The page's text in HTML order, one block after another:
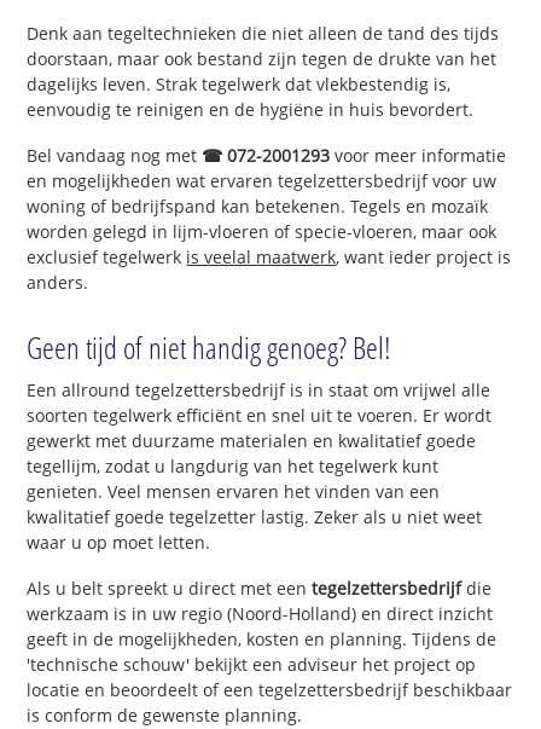
Denk aan tegeltechnieken die niet alleen de tand des tijds
doorstaan, maar ook bestand zijn tegen de drukte van het
dagelijks leven. Strak tegelwerk dat vlekbestendig is,
eenvoudig te reinigen en de hygiëne in huis bevordert.
Bel vandaag nog met ☎ 072-2001293 voor meer informatie
en mogelijkheden wat ervaren tegelzettersbedrijf voor uw
woning of bedrijfspand kan betekenen. Tegels en mozaïk
worden gelegd in lijm-vloeren of specie-vloeren, maar ook
exclusief tegelwerk is veelal maatwerk, want ieder project is
anders.
Geen tijd of niet handig genoeg? Bel!
Een allround tegelzettersbedrijf is in staat om vrijwel alle
soorten tegelwerk efficiënt en snel uit te voeren. Er wordt
gewerkt met duurzame materialen en kwalitatief goede
tegellijm, zodat u langdurig van het tegelwerk kunt
genieten. Veel mensen ervaren het vinden van een
kwalitatief goede tegelzetter lastig. Zeker als u niet weet
waar u op moet letten.
Als u belt spreekt u direct met eentegelzettersbedrijfdie
werkzaam is in uw regio (Noord-Holland) en direct inzicht
geeft in de mogelijkheden, kosten en planning. Tijdens de
'technische schouw' bekijkt een adviseur het project op
locatie en beoordeelt of een tegelzettersbedrijf beschikbaar
is conform de gewenste planning.